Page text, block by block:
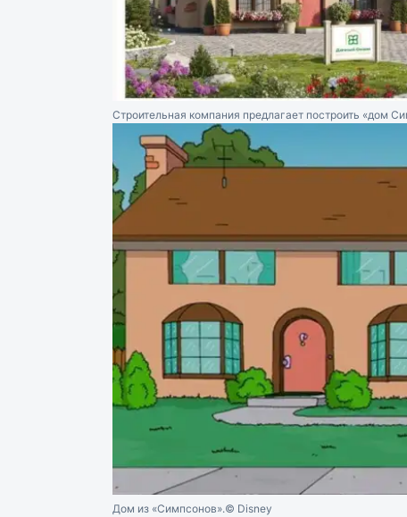
Строительная компания предлагает построить «дом
Дом из «Симпсонов».© Disney